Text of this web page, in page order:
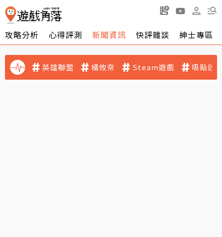
攻略分析 心得評測 新聞資訊 快評雜談 紳士專區
英雄聯盟 橘攸奈 Steam遊戲 吸點迷